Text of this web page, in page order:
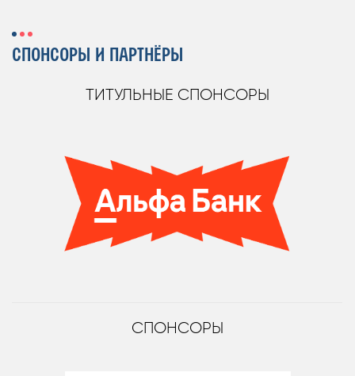
СПОНСОРЫ И ПАРТНЁРЫ
ТИТУЛЬНЫЕ СПОНСОРЫ
СПОНСОРЫ